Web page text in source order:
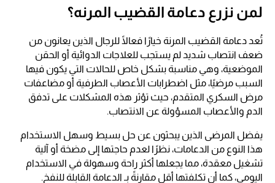
لمن نزرع دعامة القضيب المرنه؟
تُعد دعامة القضيب المرنة خيارًا فعالًا للرجال الذين يعانون من
ضعف انتصاب شديد لم يستجب للعلاجات الدوائية أو الحقن
الموضعية، وهي مناسبة بشكل خاص للحالات التي يكون فيها
السبب مرضيًا، مثل اضطرابات الأعصاب الطرفية أو مضاعفات
مرض السكري المتقدم، حيث تؤثر هذه المشكلات على تدفق
الدم والأعصاب المسؤولة عن الانتصاب.
يفضل المرضى الذين يبحثون عن حل بسيط وسهل الاستخدام
هذا النوع من الدعامات، نظرًا لعدم حاجتها إلى مضخة أو آلية
تشغيل معقدة، مما يجعلها أكثر راحة وسهولة في الاستخدام
اليومي، كما أن تكلفتها أقل مقارنةً بـ الدعامة القابلة للنفخ.